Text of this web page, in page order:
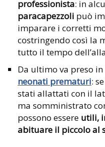
professionista: in
paracapezzoli può
imparare i corretti
costringendo così la
tutto il tempo
Da ultimo va preso
neonati prematuri:
stati allattati con il
ma somministrato
possono essere utili,
abituare il piccolo al